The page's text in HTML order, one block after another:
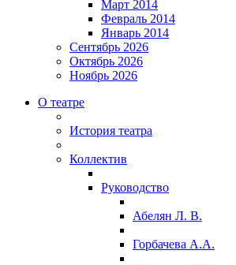
Март 2014
Февраль 2014
Январь 2014
Сентябрь 2026
Октябрь 2026
Ноябрь 2026
О театре
История театра
Коллектив
Руководство
Абелян Л. В.
Горбачева А.А.